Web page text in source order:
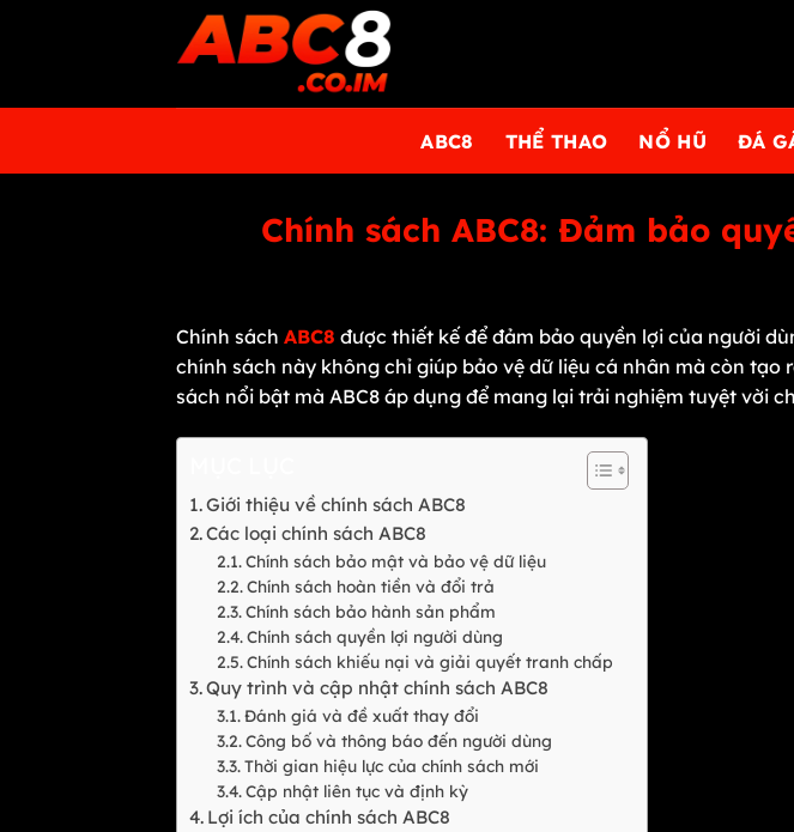
dung
ABC8 THỂ THAO NỔ HŨ ĐÁ
Chính sách ABC8: Đảm bảo
Chính sách ABC8 được thiết kế để đảm bảo quyền lợi của người
chính sách này không chỉ giúp bảo vệ dữ liệu cá nhân mà còn
sách nổi bật mà ABC8 áp dụng để mang lại trải nghiệm tuyệt vời
Giới thiệu về chính sách ABC8
Các loại chính sách ABC8
Chính sách bảo mật và bảo vệ dữ liệu
Chính sách hoàn tiền và đổi trả
Chính sách bảo hành sản phẩm
Chính sách quyền lợi người dùng
Chính sách khiếu nại và giải quyết tranh chấp
Quy trình và cập nhật chính sách ABC8
Đánh giá và đề xuất thay đổi
Công bố và thông báo đến người dùng
Thời gian hiệu lực của chính sách mới
Cập nhật liên tục và định kỳ
Lợi ích của chính sách ABC8